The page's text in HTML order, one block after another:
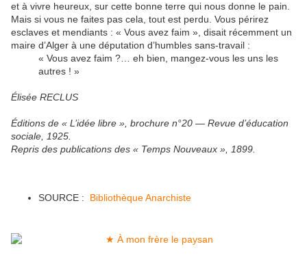
et à vivre heureux, sur cette bonne terre qui nous donne le pain.
Mais si vous ne faites pas cela, tout est perdu. Vous périrez
esclaves et mendiants : « Vous avez faim », disait récemment un
maire d’Alger à une députation d’humbles sans-travail :
« Vous avez faim ?… eh bien, mangez-vous les uns les
autres ! »
Élisée RECLUS
Éditions de « L’idée libre », brochure n°20 — Revue d’éducation
sociale, 1925.
Repris des publications des « Temps Nouveaux », 1899.
SOURCE : Bibliothèque Anarchiste